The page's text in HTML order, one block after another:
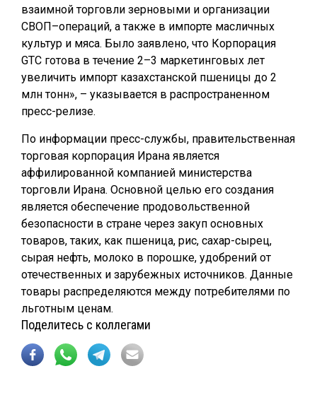
взаимной торговли зерновыми и организации
СВОП–операций, а также в импорте масличных
культур и мяса. Было заявлено, что Корпорация
GTC готова в течение 2–3 маркетинговых лет
увеличить импорт казахстанской пшеницы до 2
млн тонн», – указывается в распространенном
пресс-релизе.
По информации пресс-службы, правительственная
торговая корпорация Ирана является
аффилированной компанией министерства
торговли Ирана. Основной целью его создания
является обеспечение продовольственной
безопасности в стране через закуп основных
товаров, таких, как пшеница, рис, сахар-сырец,
сырая нефть, молоко в порошке, удобрений от
отечественных и зарубежных источников. Данные
товары распределяются между потребителями по
льготным ценам.
Поделитесь с коллегами